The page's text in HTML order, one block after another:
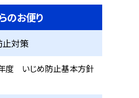
のお便り
止対策
度 いじめ防止基本方針